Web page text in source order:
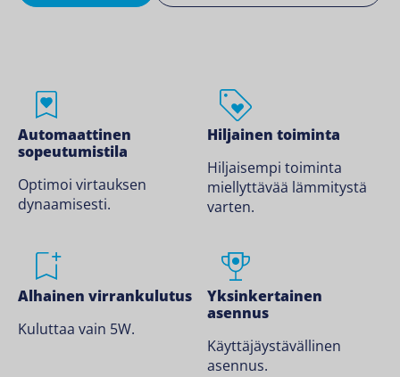
Automaattinen
sopeutumistila
Optimoi virtauksen
dynaamisesti.
Hiljainen toiminta
Hiljaisempi toiminta
miellyttävää lämmitystä
varten.
Alhainen virrankulutus
Kuluttaa vain 5W.
Yksinkertainen
asennus
Käyttäjäystävällinen
asennus.